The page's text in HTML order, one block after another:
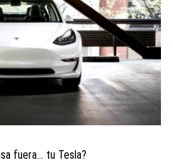
fuera… tu Tesla?